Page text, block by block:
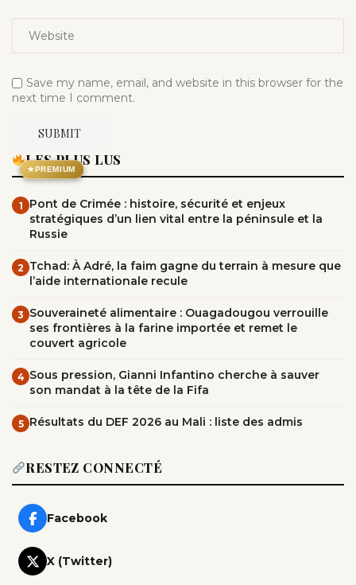
Save my name, email, and website in this browser for the
next time I comment.
★PREMIUM
LES PLUS LUS
1
Pont de Crimée : histoire, sécurité et enjeux
stratégiques d’un lien vital entre la péninsule et la
Russie
2 Tchad: À Adré, la faim gagne du terrain à mesure que
l’aide internationale recule
3 Souveraineté alimentaire : Ouagadougou verrouille
ses frontières à la farine importée et remet le
couvert agricole
4 Sous pression, Gianni Infantino cherche à sauver
son mandat à la tête de la Fifa
5 Résultats du DEF 2026 au Mali : liste des admis
RESTEZ CONNECTÉ
Facebook
X (Twitter)